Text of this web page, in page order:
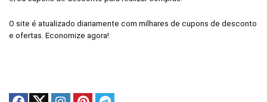
O site é atualizado diariamente com milhares de cupons de desconto
e ofertas. Economize agora!